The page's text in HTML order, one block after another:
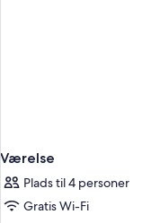
Værelse
Plads til 4 personer
Gratis Wi-Fi